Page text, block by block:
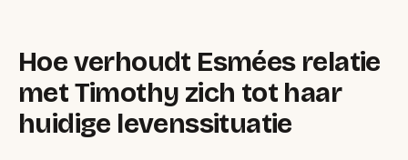
Hoe verhoudt Esmées relatie
met Timothy zich tot haar
huidige levenssituatie